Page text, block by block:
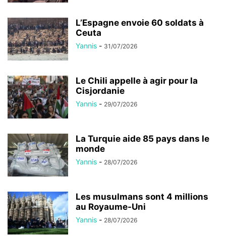
L’Espagne envoie 60 soldats à
Ceuta
Yannis - 31/07/2026
Le Chili appelle à agir pour la
Cisjordanie
Yannis - 29/07/2026
La Turquie aide 85 pays dans le
monde
Yannis - 28/07/2026
Les musulmans sont 4 millions
au Royaume-Uni
Yannis - 28/07/2026